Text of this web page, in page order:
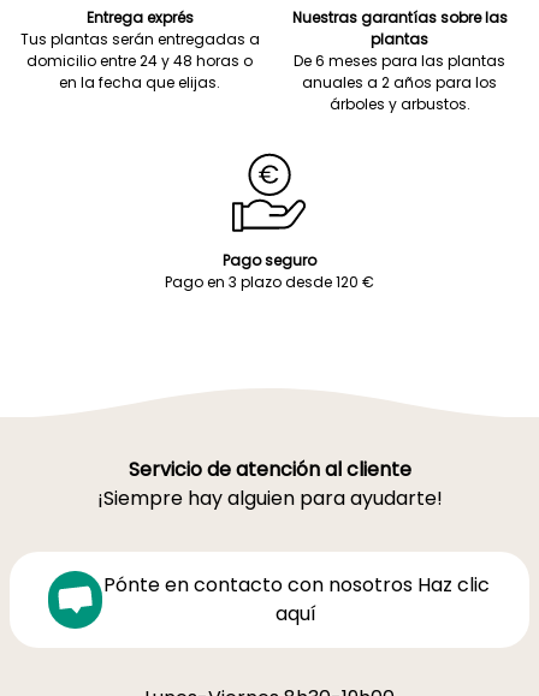
Entrega exprés
Tus plantas serán entregadas a
domicilio entre 24 y 48 horas o
en la fecha que elijas.
Nuestras garantías sobre las
plantas
De 6 meses para las plantas
anuales a 2 años para los
árboles y arbustos.
Pago seguro
Pago en 3 plazo desde 120 €
Servicio de atención al cliente
¡Siempre hay alguien para ayudarte!
Pónte en contacto con nosotros Haz clic
aquí